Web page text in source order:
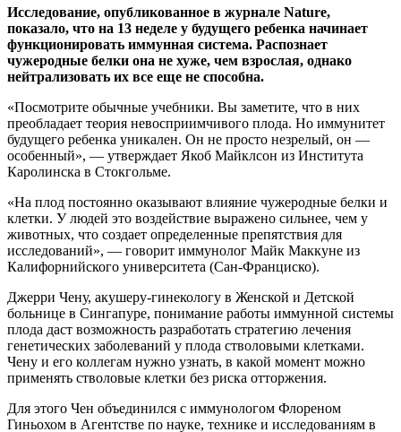
Исследование, опубликованное в журнале Nature,
показало, что на 13 неделе у будущего ребенка начинает
функционировать иммунная система. Распознает
чужеродные белки она не хуже, чем взрослая, однако
нейтрализовать их все еще не способна.
«Посмотрите обычные учебники. Вы заметите, что в них
преобладает теория невосприимчивого плода. Но иммунитет
будущего ребенка уникален. Он не просто незрелый, он —
особенный», — утверждает Якоб Майклсон из Института
Каролинска в Стокгольме.
«На плод постоянно оказывают влияние чужеродные белки и
клетки. У людей это воздействие выражено сильнее, чем у
животных, что создает определенные препятствия для
исследований», — говорит иммунолог Майк Маккуне из
Калифорнийского университета (Сан-Франциско).
Джерри Чену, акушеру-гинекологу в Женской и Детской
больнице в Сингапуре, понимание работы иммунной системы
плода даст возможность разработать стратегию лечения
генетических заболеваний у плода стволовыми клетками.
Чену и его коллегам нужно узнать, в какой момент можно
применять стволовые клетки без риска отторжения.
Для этого Чен объединился с иммунологом Флореном
Гиньохом в Агентстве по науке, технике и исследованиям в